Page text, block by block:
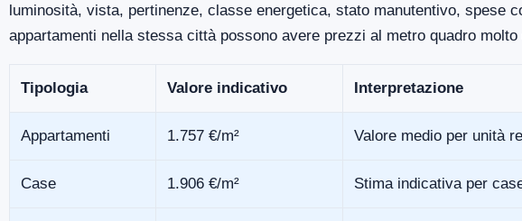
luminosità, vista, pertinenze, classe energetica, stato manutentivo, spese
appartamenti nella stessa città possono avere prezzi al metro quadro molto
Tipologia Valore indicativo Interpretazione
Appartamenti 1.757 €/m² Valore medio per unità
Case 1.906 €/m² Stima indicativa per